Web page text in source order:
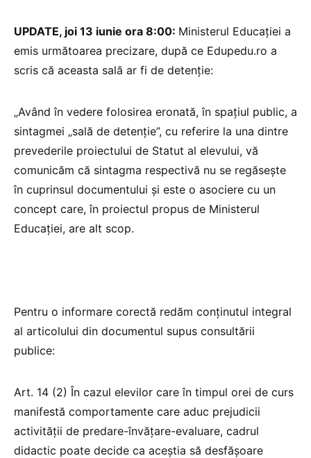
UPDATE, joi 13 iunie ora 8:00: Ministerul Educației a
emis următoarea precizare, după ce Edupedu.ro a
scris că aceasta sală ar fi de detenție:
„Având în vedere folosirea eronată, în spațiul public, a
sintagmei „sală de detenție”, cu referire la una dintre
prevederile proiectului de Statut al elevului, vă
comunicăm că sintagma respectivă nu se regăsește
în cuprinsul documentului și este o asociere cu un
concept care, în proiectul propus de Ministerul
Educației, are alt scop.
Pentru o informare corectă redăm conținutul integral
al articolului din documentul supus consultării
publice:
Art. 14 (2) În cazul elevilor care în timpul orei de curs
manifestă comportamente care aduc prejudicii
activității de predare-învățare-evaluare, cadrul
didactic poate decide ca aceștia să desfășoare